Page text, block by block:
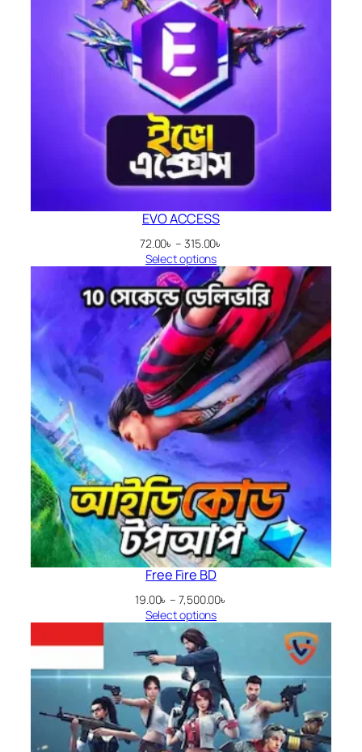
EVO ACCESS
72.00৳ – 315.00৳
72.00৳
through
315.00৳
Select options
Free Fire BD
19.00৳ – 7,500.00৳
Select options